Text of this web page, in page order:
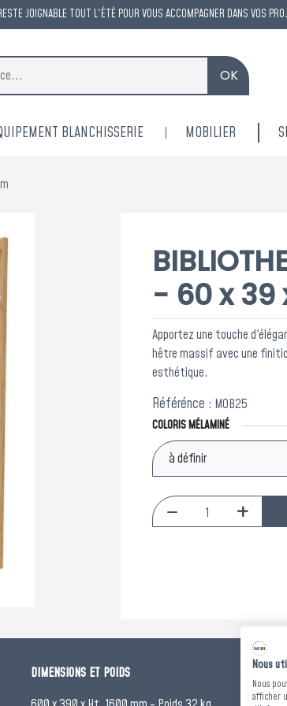
JOIGNABLE TOUT L'ÉTÉ POUR VOUS ACCOMPAGNER DANS VOS
OK
BLANCHISSERIE MOBILIER
- 60 x 39
Apportez une touche
hêtre massif avec une
esthétique.
Référénce : MOB25
COLORIS MÉLAMINÉ
DIMENSIONS ET POIDS
Nous
Nous
afficher